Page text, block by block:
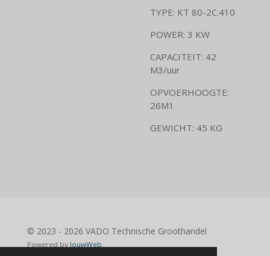
TYPE: KT 80-2C.410
POWER: 3 KW
CAPACITEIT: 42
M3/uur
OPVOERHOOGTE:
26M1
GEWICHT: 45 KG
© 2023 - 2026 VADO Technische Groothandel
Powered by JouwWeb